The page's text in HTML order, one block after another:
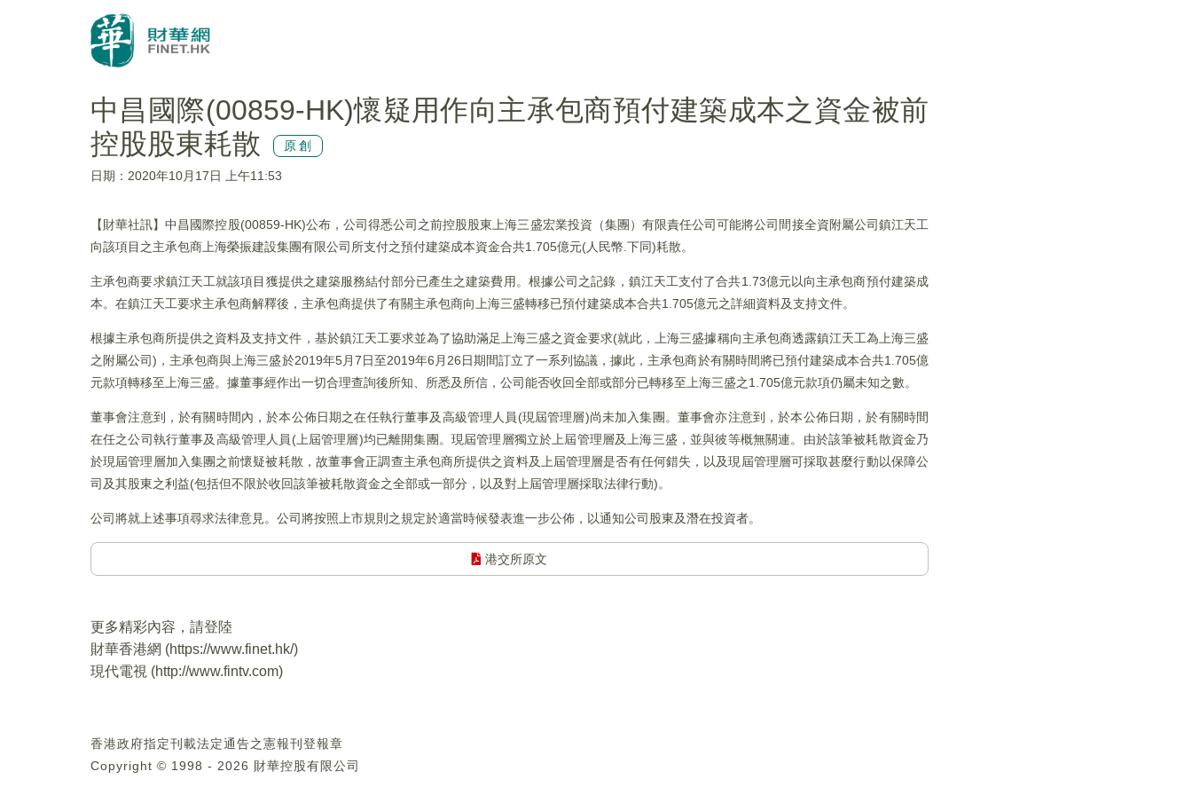
中昌國際(00859-HK)懷疑用作向主承包商預付建築成本之資金被前
控股股東耗散
原創
日期：2020年10月17日 上午11:53
【財華社訊】中昌國際控股(00859-HK)公布，公司得悉公司之前控股股東上海三盛宏業投資（集團）有限責任公司可能將公司間接全資附屬公司鎮江天工
向該項目之主承包商上海榮振建設集團有限公司所支付之預付建築成本資金合共1.705億元(人民幣.下同)耗散。
主承包商要求鎮江天工就該項目獲提供之建築服務結付部分已產生之建築費用。根據公司之記錄，鎮江天工支付了合共1.73億元以向主承包商預付建築成
本。在鎮江天工要求主承包商解釋後，主承包商提供了有關主承包商向上海三盛轉移已預付建築成本合共1.705億元之詳細資料及支持文件。
根據主承包商所提供之資料及支持文件，基於鎮江天工要求並為了協助滿足上海三盛之資金要求(就此，上海三盛據稱向主承包商透露鎮江天工為上海三盛
之附屬公司)，主承包商與上海三盛於2019年5月7日至2019年6月26日期間訂立了一系列協議，據此，主承包商於有關時間將已預付建築成本合共1.705億
元款項轉移至上海三盛。據董事經作出一切合理查詢後所知、所悉及所信，公司能否收回全部或部分已轉移至上海三盛之1.705億元款項仍屬未知之數。
董事會注意到，於有關時間內，於本公佈日期之在任執行董事及高級管理人員(現屆管理層)尚未加入集團。董事會亦注意到，於本公佈日期，於有關時間
在任之公司執行董事及高級管理人員(上屆管理層)均已離開集團。現屆管理層獨立於上屆管理層及上海三盛，並與彼等概無關連。由於該筆被耗散資金乃
於現屆管理層加入集團之前懷疑被耗散，故董事會正調查主承包商所提供之資料及上屆管理層是否有任何錯失，以及現屆管理層可採取甚麼行動以保障公
司及其股東之利益(包括但不限於收回該筆被耗散資金之全部或一部分，以及對上屆管理層採取法律行動)。
公司將就上述事項尋求法律意見。公司將按照上市規則之規定於適當時候發表進一步公佈，以通知公司股東及潛在投資者。
港交所原文
更多精彩內容，請登陸
財華香港網 (https://www.finet.hk/)
現代電視 (http://www.fintv.com)
香港政府指定刊載法定通告之憲報刊登報章
Copyright © 1998 - 2026 財華控股有限公司